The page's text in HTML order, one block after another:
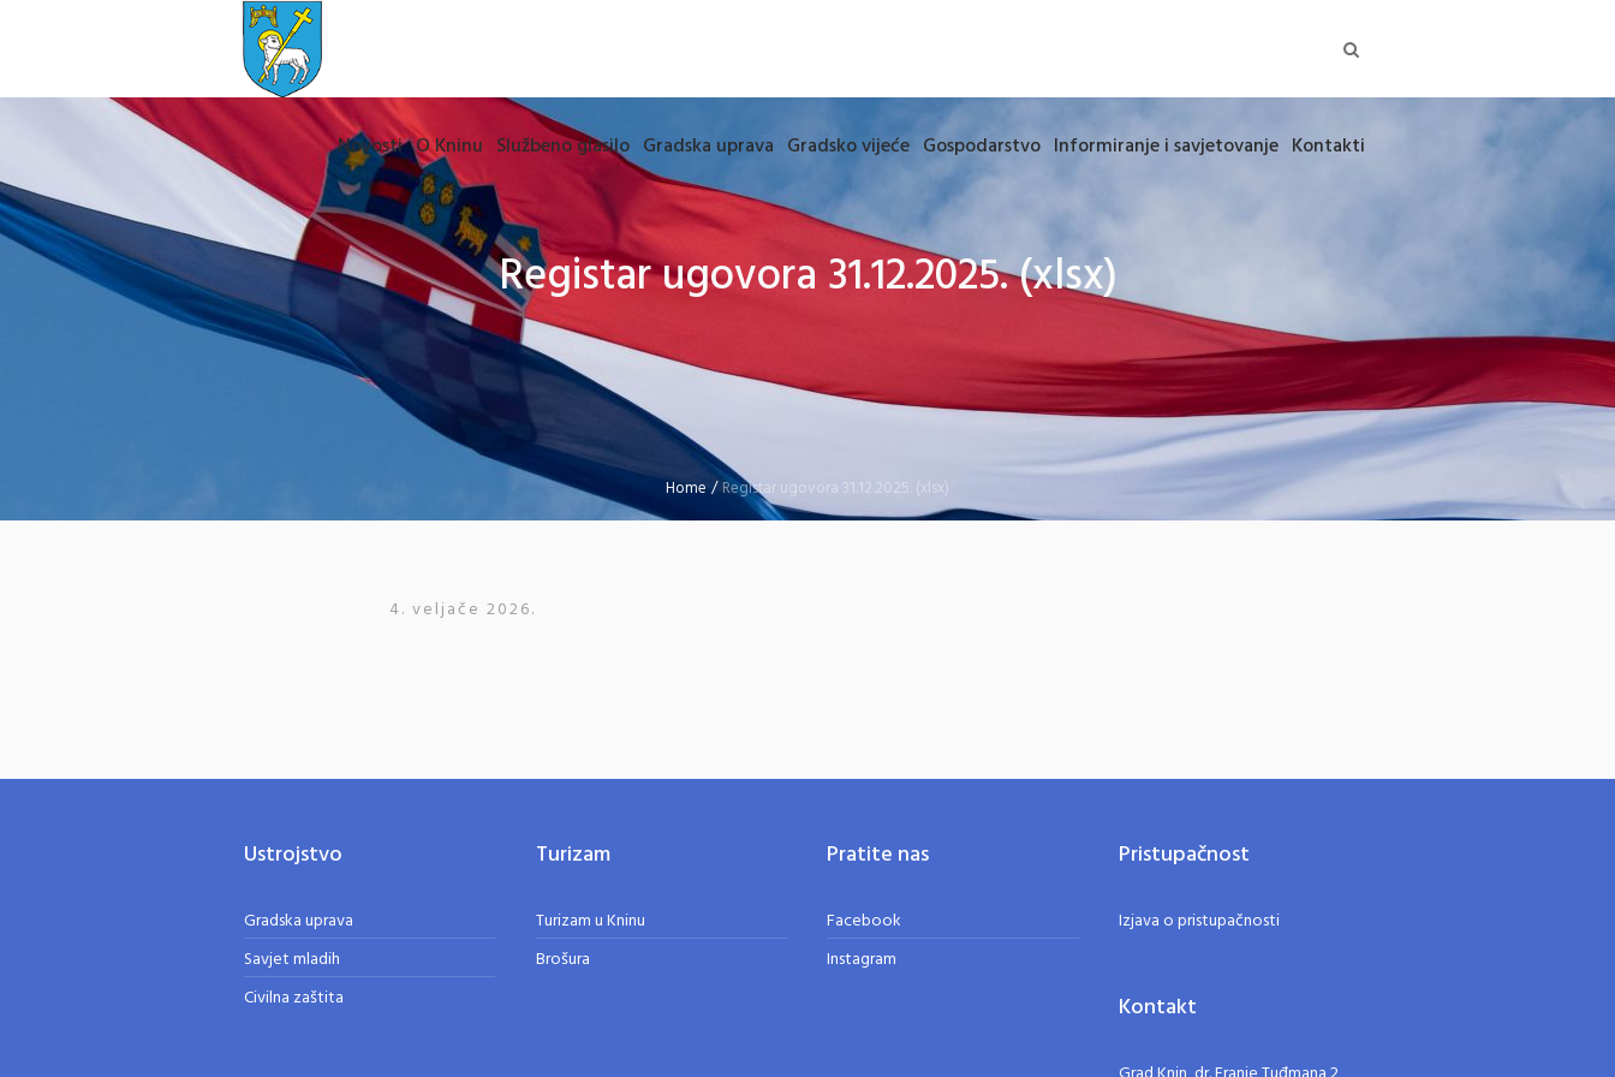
Novosti O Kninu Službeno glasilo Gradska uprava Gradsko vijeće Gospodarstvo Informiranje i savjetovanje Kontakti
Registar ugovora 31.12.2025. (xlsx)
Home /Registar ugovora 31.12.2025. (xlsx)
4. veljače 2026.
Ustrojstvo
Gradska uprava
Savjet mladih
Civilna zaštita
Turizam
Turizam u Kninu
Brošura
Pratite nas
Facebook
Instagram
Pristupačnost
Izjava o pristupačnosti
Kontakt